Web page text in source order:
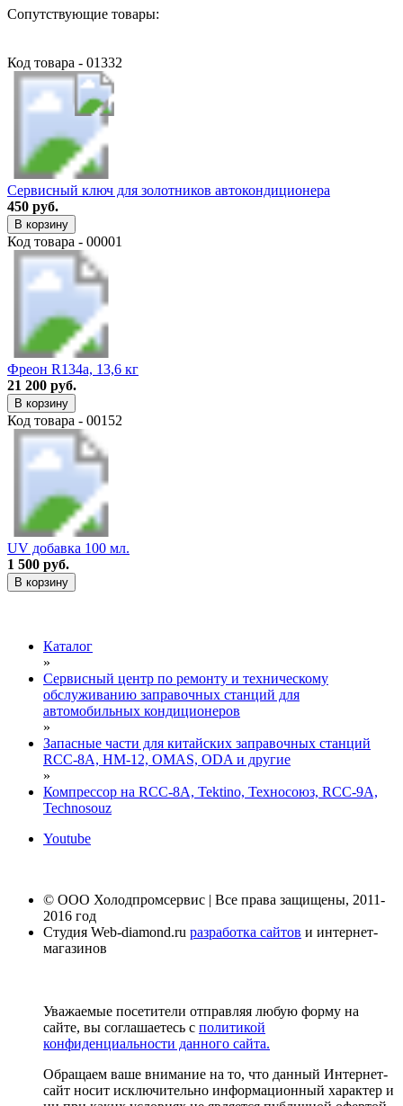
Сопутствующие товары:
Код товара - 01332
Сервисный ключ для золотников автокондиционера
450 руб.
В корзину
Код товара - 00001
Фреон R134a, 13,6 кг
21 200 руб.
В корзину
Код товара - 00152
UV добавка 100 мл.
1 500 руб.
В корзину
Каталог
»
Сервисный центр по ремонту и техническому
обслуживанию заправочных станций для
автомобильных кондиционеров
»
Запасные части для китайских заправочных станций
RCC-8A, HM-12, OMAS, ODA и другие
»
Компрессор на RCC-8A, Tektino, Теxносоюз, RCC-9A,
Technosouz
Youtube
© ООО Холодпромсервис | Все права защищены, 2011-
2016 год
Студия Web-diamond.ru разработка сайтов и интернет-
магазинов
Уважаемые посетители отправляя любую форму на
сайте, вы соглашаетесь с политикой
конфиденциальности данного сайта.
Обращаем ваше внимание на то, что данный Интернет-
сайт носит исключительно информационный характер и